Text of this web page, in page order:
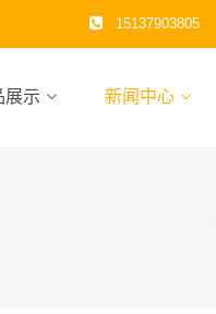
15137903805
展示 新闻中心